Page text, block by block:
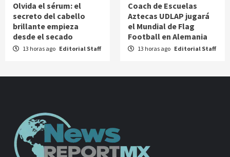
Olvida el sérum: el
secreto del cabello
brillante empieza
desde el secado
13 horas ago Editorial Staff
Coach de Escuelas
Aztecas UDLAP jugará
el Mundial de Flag
Football en Alemania
13 horas ago Editorial Staff